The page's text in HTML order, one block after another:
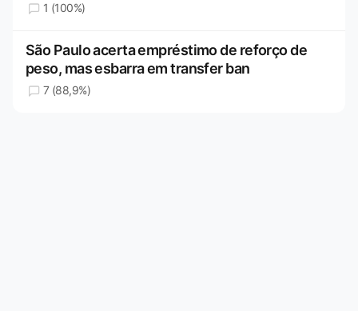
1 (100%)
São Paulo acerta empréstimo de reforço de
peso, mas esbarra em transfer ban
7 (88,9%)